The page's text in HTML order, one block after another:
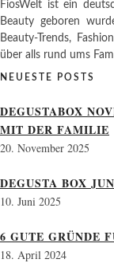
FiosWelt ist ein
Beauty geboren
Beauty-Trends,
über alls rund ums
NEUESTE POSTS
DEGUSTABOX
MIT DER FAMILIE
20. November 2025
DEGUSTA BOX
10. Juni 2025
6 GUTE GRÜNDE
18. April 2024